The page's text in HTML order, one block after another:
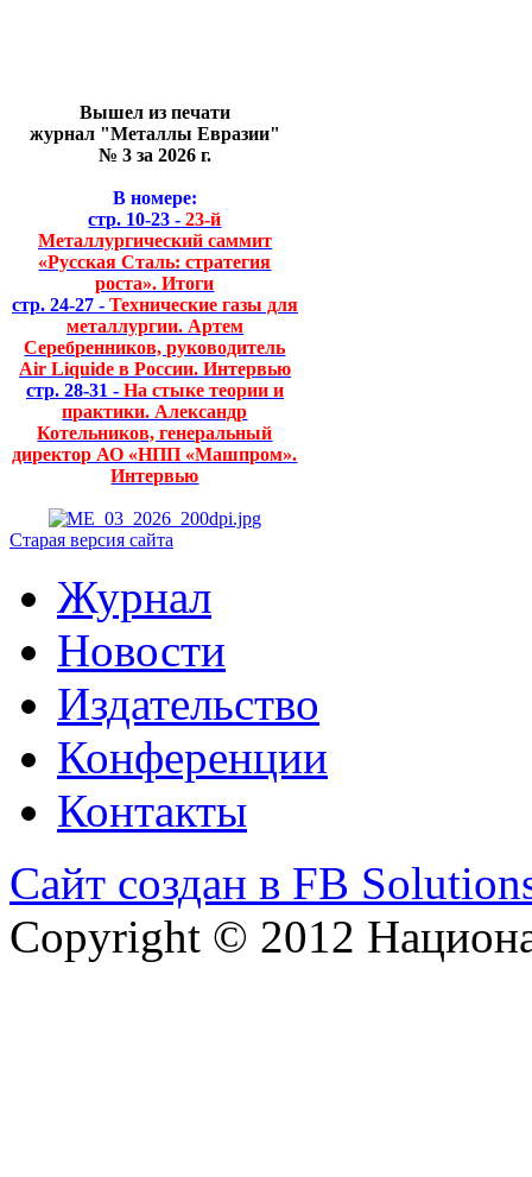
Вышел из печати
журнал "Металлы Евразии"
№ 3 за 2026 г.
В номере:
стр. 10-23 - 23-й
Металлургический саммит
«Русская Сталь: стратегия
роста». Итоги
стр. 24-27 - Технические газы для
металлургии. Артем
Серебренников, руководитель
Air Liquide в России. Интервью
стр. 28-31 - На стыке теории и
практики. Александр
Котельников, генеральный
директор АО «НПП «Машпром».
Интервью
Старая версия сайта
Журнал
Новости
Издательство
Конференции
Контакты
Сайт создан в FB
Copyright © 2012